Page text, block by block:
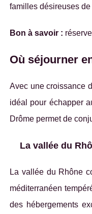
familles désireuses
Bon à savoir :
Où séjourner
Avec une croissance
idéal pour échapper
Drôme permet de
La vallée du
La vallée du Rhône
méditerranéen
des hébergements